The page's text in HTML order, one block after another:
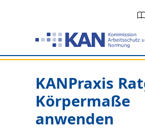
KANPraxis
Körpermaße
anwenden